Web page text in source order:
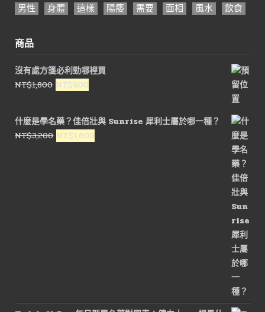
男性
身體 這樣 陽痿 需要 面相 風水 飲食
商品
沒有處方箋必利勁哪裡買
NT$1,800 原
價
格：
NT$1,800。
NT$900
價
格：
NT$900。
什麼是學名藥？佳倍壯與 Sunrise 犀利士屬於哪一種？
NT$3,200 原
NT$1,600